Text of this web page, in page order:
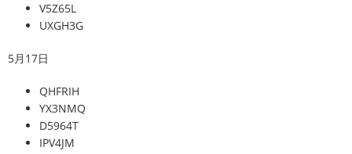
V5Z65L
UXGH3G
5月17日
QHFRIH
YX3NMQ
D5964T
IPV4JM